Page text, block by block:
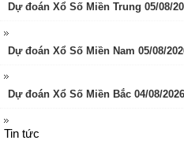
Dự đoán Xổ Số Miền Trung 05/08/
Dự đoán Xổ Số Miền Nam 05/08/
Dự đoán Xổ Số Miền Bắc 04/08/
Tin tức